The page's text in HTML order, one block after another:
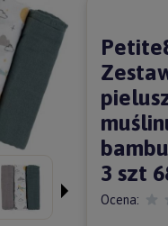
3 szt
Ocena: